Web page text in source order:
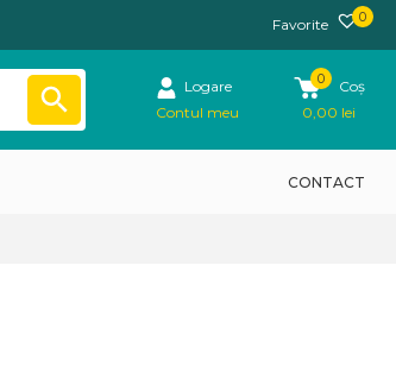
Favorite 0
Logare
Contul meu
0
Coș
0,00 lei
CONTACT